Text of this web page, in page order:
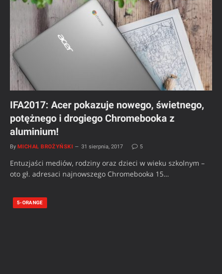
IFA2017: Acer pokazuje nowego, świetnego,
potężnego i drogiego Chromebooka z
aluminium!
By MICHAŁ BROŻYŃSKI 31 sierpnia, 2017 5
Entuzjaści mediów, rodziny oraz dzieci w wieku szkolnym –
oto gł. adresaci najnowszego Chromebooka 15…
5-ORANGE